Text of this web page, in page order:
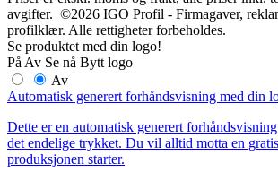
avgifter. ©2026 IGO Profil - Firmagaver,
profilklær. Alle rettigheter forbeholdes.
Se produktet med din logo!
På Av Se nå Bytt logo
Av
Automatisk generert forhåndsvisning med din
Dette er en automatisk generert
det endelige trykket. Du vil alltid motta en
produksjonen starter.